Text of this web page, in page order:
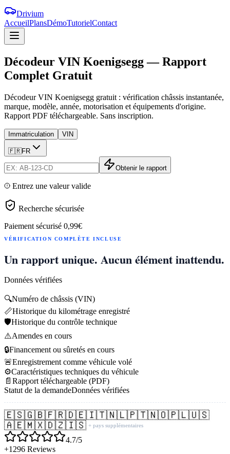
Drivium
AccueilPlansDémoTutorielContact
Décodeur VIN Koenigsegg—Rapport
Complet Gratuit
Décodeur VIN Koenigsegg gratuit : vérification châssis instantanée,
marque, modèle, année, motorisation et équipements d'origine.
Rapport PDF téléchargeable. Sans inscription.
Immatriculation VIN
🇫🇷FR
Obtenir le rapport
Entrez une valeur valide
Recherche sécurisée
Paiement sécurisé 0,99€
VÉRIFICATION COMPLÈTE INCLUSE
Un rapport unique. Aucun élément inattendu.
Données vérifiées
🔍Numéro de châssis (VIN)
📏Historique du kilométrage enregistré
🛡️Historique du contrôle technique
⚠️Amendes en cours
🔒Financement ou sûretés en cours
🚨Enregistrement comme véhicule volé
⚙️Caractéristiques techniques du véhicule
📄 Rapport téléchargeable (PDF)
Statut de la demandeDonnées vérifiées
🇪🇸🇬🇧🇫🇷🇩🇪🇮🇹🇳🇱🇵🇹🇳🇴🇵🇱🇺🇸
🇦🇪🇲🇽🇩🇿🇮🇸 + pays supplémentaires
4.7/5
+1296 Reviews